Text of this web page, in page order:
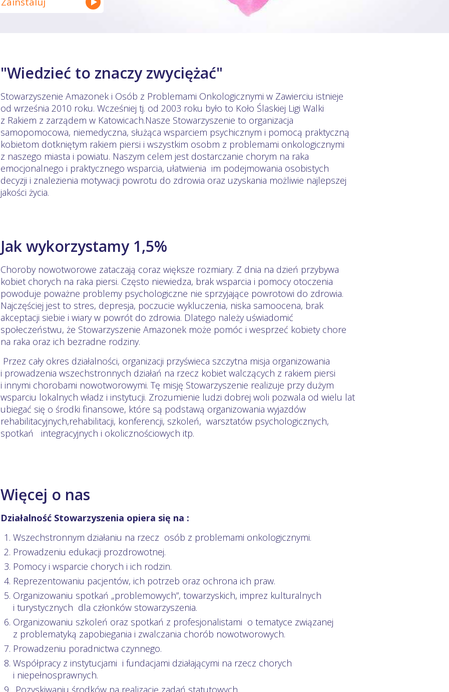
"Wiedzieć to znaczy zwyciężać"
Stowarzyszenie Amazonek i Osób z Problemami Onkologicznymi w Zawierciu istnieje
od września 2010 roku. Wcześniej tj. od 2003 roku było to Koło Ślaskiej Ligi Walki
z Rakiem z zarządem w Katowicach.Nasze Stowarzyszenie to organizacja
samopomocowa, niemedyczna, służąca wsparciem psychicznym i pomocą praktyczną
kobietom dotkniętym rakiem piersi i wszystkim osobm z problemami onkologicznymi
z naszego miasta i powiatu. Naszym celem jest dostarczanie chorym na raka
emocjonalnego i praktycznego wsparcia, ułatwienia im podejmowania osobistych
decyzji i znalezienia motywacji powrotu do zdrowia oraz uzyskania możliwie najlepszej
jakości życia.
Jak wykorzystamy 1,5%
Choroby nowotworowe zataczają coraz większe rozmiary. Z dnia na dzień przybywa
kobiet chorych na raka piersi. Często niewiedza, brak wsparcia i pomocy otoczenia
powoduje poważne problemy psychologiczne nie sprzyjające powrotowi do zdrowia.
Najczęściej jest to stres, depresja, poczucie wykluczenia, niska samoocena, brak
akceptacji siebie i wiary w powrót do zdrowia. Dlatego należy uświadomić
społeczeństwu, że Stowarzyszenie Amazonek może pomóc i wesprzeć kobiety chore
na raka oraz ich bezradne rodziny.
Przez cały okres działalności, organizacji przyświeca szczytna misja organizowania
i prowadzenia wszechstronnych działań na rzecz kobiet walczących z rakiem piersi
i innymi chorobami nowotworowymi. Tę misję Stowarzyszenie realizuje przy dużym
wsparciu lokalnych władz i instytucji. Zrozumienie ludzi dobrej woli pozwala od wielu lat
ubiegać się o środki finansowe, które są podstawą organizowania wyjazdów
rehabilitacyjnych,rehabilitacji, konferencji, szkoleń, warsztatów psychologicznych,
spotkań integracyjnych i okolicznościowych itp.
Więcej o nas
Działalność Stowarzyszenia opiera się na :
Wszechstronnym działaniu na rzecz osób z problemami onkologicznymi.
Prowadzeniu edukacji prozdrowotnej.
Pomocy i wsparcie chorych i ich rodzin.
Reprezentowaniu pacjentów, ich potrzeb oraz ochrona ich praw.
Organizowaniu spotkań „problemowych”, towarzyskich, imprez kulturalnych
i turystycznych dla członków stowarzyszenia.
Organizowaniu szkoleń oraz spotkań z profesjonalistami o tematyce związanej
z problematyką zapobiegania i zwalczania chorób nowotworowych.
Prowadzeniu poradnictwa czynnego.
Współpracy z instytucjami i fundacjami działającymi na rzecz chorych
i niepełnosprawnych.
Pozyskiwaniu środków na realizację zadań statutowych